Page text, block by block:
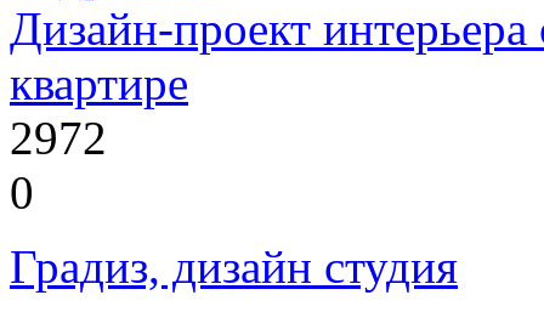
Дизайн-проект
квартире
2972
0
Градиз, дизайн студия